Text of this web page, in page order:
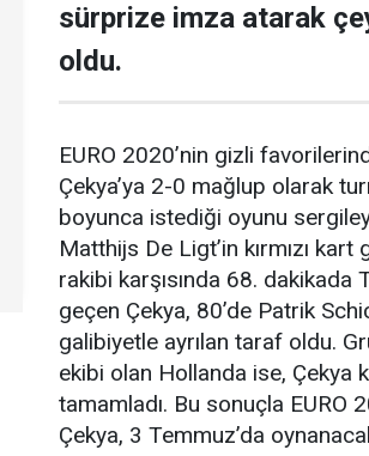
sürprize imza atarak
oldu.
EURO 2020’nin gizli
Çekya’ya 2-0 mağlup olarak
boyunca istediği oyunu
Matthijs De Ligt’in kırmızı
rakibi karşısında 68.
geçen Çekya, 80’de Patrik
galibiyetle ayrılan taraf oldu.
ekibi olan Hollanda ise, Çekya
tamamladı. Bu sonuçla EURO
Çekya, 3 Temmuz’da